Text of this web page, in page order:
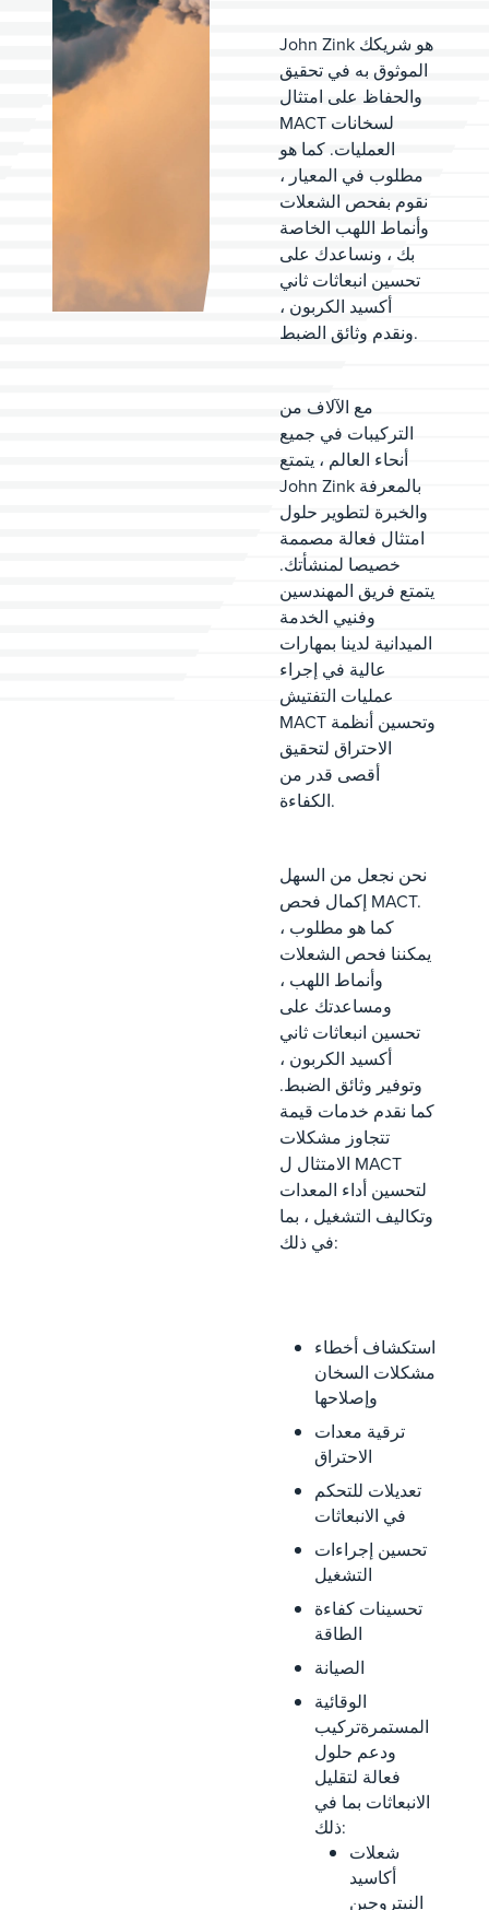
John Zink هو شريكك
الموثوق به في تحقيق
والحفاظ على امتثال
MACT لسخانات
العمليات. كما هو
مطلوب في المعيار ،
نقوم بفحص الشعلات
وأنماط اللهب الخاصة
بك ، ونساعدك على
تحسين انبعاثات ثاني
أكسيد الكربون ،
ونقدم وثائق الضبط.
مع الآلاف من
التركيبات في جميع
أنحاء العالم ، يتمتع
John Zink بالمعرفة
والخبرة لتطوير حلول
امتثال فعالة مصممة
خصيصا لمنشأتك.
يتمتع فريق المهندسين
وفنيي الخدمة
الميدانية لدينا بمهارات
عالية في إجراء
عمليات التفتيش
MACT وتحسين أنظمة
الاحتراق لتحقيق
أقصى قدر من
الكفاءة.
نحن نجعل من السهل
إكمال فحص MACT.
كما هو مطلوب ،
يمكننا فحص الشعلات
وأنماط اللهب ،
ومساعدتك على
تحسين انبعاثات ثاني
أكسيد الكربون ،
وتوفير وثائق الضبط.
كما نقدم خدمات قيمة
تتجاوز مشكلات
الامتثال ل MACT
لتحسين أداء المعدات
وتكاليف التشغيل ، بما
في ذلك:
استكشاف أخطاء
مشكلات السخان
وإصلاحها
ترقية معدات
الاحتراق
تعديلات للتحكم
في الانبعاثات
تحسين إجراءات
التشغيل
تحسينات كفاءة
الطاقة
الوقائية
المستمرةتركيب
ودعم حلول
فعالة لتقليل
الانبعاثات بما في
ذلك:
شعلات
أكاسيد
النيتروجين